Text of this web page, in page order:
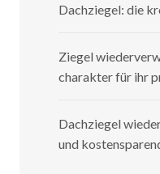
Dachziegel: die
Ziegel
charakter für ihr
Dachziegel
und